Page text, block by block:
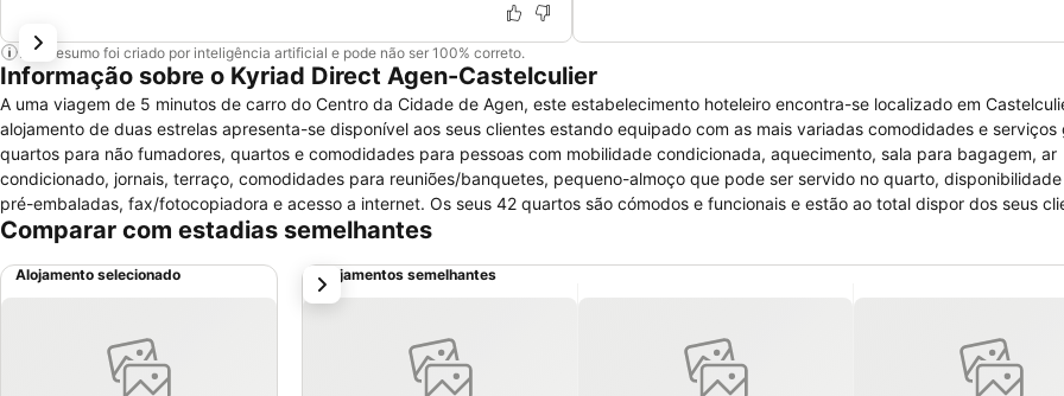
Este resumo foi criado por inteligência artificial e pode não ser 100% correto.
Informação sobre o Kyriad Direct Agen-Castelculier
A uma viagem de 5 minutos de carro do Centro da Cidade de Agen, este estabelecimento hoteleiro encontra-se localizado em
alojamento de duas estrelas apresenta-se disponível aos seus clientes estando equipado com as mais variadas comodidades e serviços
quartos para não fumadores, quartos e comodidades para pessoas com mobilidade condicionada, aquecimento, sala para bagagem, ar
condicionado, jornais, terraço, comodidades para reuniões/banquetes, pequeno-almoço que pode ser servido no quarto,
pré-embaladas, fax/fotocopiadora e acesso a internet. Os seus 42 quartos são cómodos e funcionais e estão ao total dispor dos seus
aquecimento, ar condicionado, secretária, casa de banho com duche e televisão por satélite.
Comparar com estadias semelhantes
Alojamento selecionado Alojamentos semelhantes
próximo